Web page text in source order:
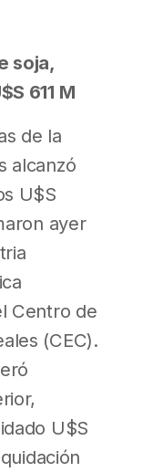
soja,
611 M
de la
alcanzó
U$S
ayer
Centro de
(CEC).
U$S